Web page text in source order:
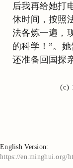
后我再给她打
休时间，按照
法各炼一遍，
的科学！”。
还准备回国探
(c)
English Version:
https://en.minghui.org/